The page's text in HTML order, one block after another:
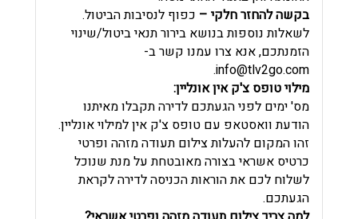
בקשה להחזר חלקי – כפוף לנסיבות הביטול.
לשאלות נוספות בנושא בירור תנאי ביטול/שינוי
הזמנתכם, אנא צרו עמנו קשר ב-
info@tlv2go.com
.
מילוי טופס צ'ק אין אונליין:
מס' ימים לפני הגעתכם לדירה תקבלו מאיתנו
הודעת וואסטאפ עם טופס צ'ק אין למילוי אונליין.
זהו המקום להעלות צילום תעודה מזהה ופרטי
כרטיס אשראי בצורה מאובטחת על מנת שנוכל
לשלוח לכם את הוראות הכניסה לדירה לקראת
הגעתכם.